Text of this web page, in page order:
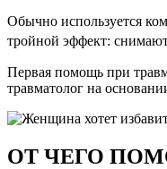
Обычно используется
тройной эффект:
Первая помощь при
травматолог на
ОТ ЧЕГО